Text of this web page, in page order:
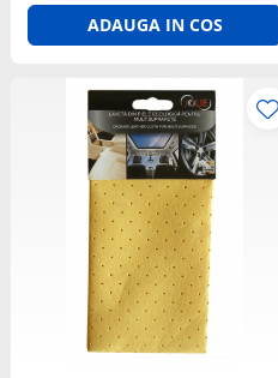
ADAUGA IN COS